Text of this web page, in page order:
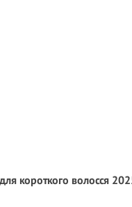
короткого волосся